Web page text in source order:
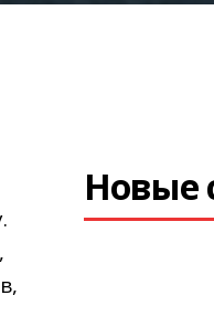
Новые